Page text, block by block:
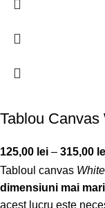
Tablou
125,00 lei – 315,00
Tabloul canvas
dimensiuni mai mari
acest lucru este